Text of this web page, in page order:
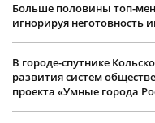
Больше половины топ-
игнорируя неготовность
В городе-спутнике
развития систем
проекта «Умные города